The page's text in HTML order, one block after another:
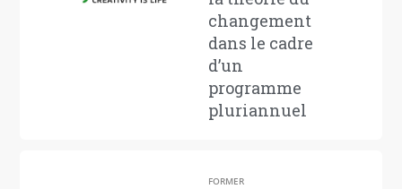
changement
dans le cadre
d’un
programme
pluriannuel
FORMER